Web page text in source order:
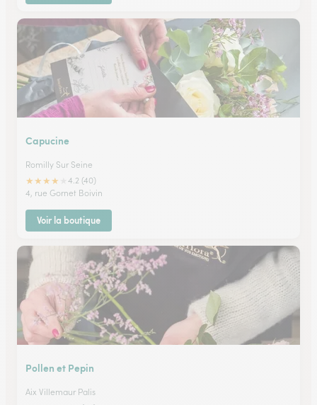
Capucine
Romilly Sur Seine
★★★★
4.2 (40)
4, rue Gornet Boivin
Voir la boutique
Pollen et Pepin
Aix Villemaur Palis